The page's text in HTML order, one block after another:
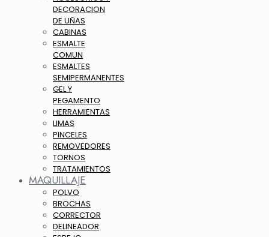
DECORACION
DE UÑAS
CABINAS
ESMALTE
COMUN
ESMALTES
SEMIPERMANENTES
GEL Y
PEGAMENTO
HERRAMIENTAS
LIMAS
PINCELES
REMOVEDORES
TORNOS
TRATAMIENTOS
MAQUILLAJE
POLVO
BROCHAS
CORRECTOR
DELINEADOR